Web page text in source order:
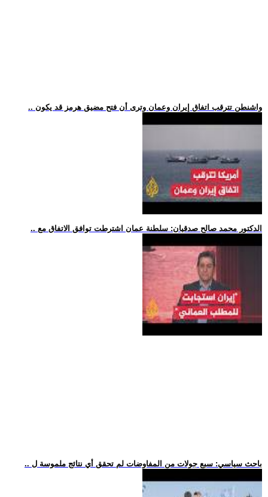
.. واشنطن تترقب اتفاق إيران وعمان وترى أن فتح مضيق هرمز قد يكون
.. الدكتور محمد صالح صدقيان: سلطنة عمان اشترطت توافق الاتفاق مع
.. باحث سياسي: سبع جولات من المفاوضات لم تحقق أي نتائج ملموسة ل